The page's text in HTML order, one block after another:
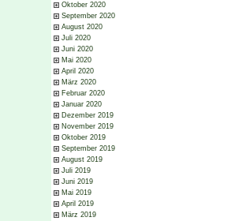
Oktober 2020
September 2020
August 2020
Juli 2020
Juni 2020
Mai 2020
April 2020
März 2020
Februar 2020
Januar 2020
Dezember 2019
November 2019
Oktober 2019
September 2019
August 2019
Juli 2019
Juni 2019
Mai 2019
April 2019
März 2019